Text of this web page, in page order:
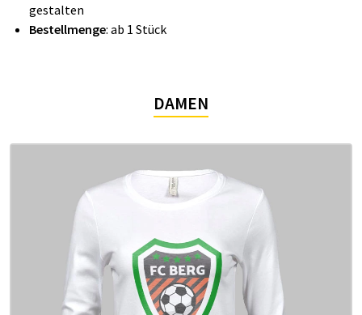
gestalten
Bestellmenge: ab 1 Stück
DAMEN